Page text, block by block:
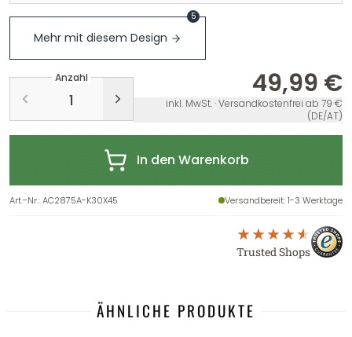
Mehr mit diesem Design
5
Anzahl 49,99 €
inkl. MwSt. · Versandkostenfrei ab 79 €
(DE/AT)
In den Warenkorb
Art.-Nr.:AC2875A-K30X45 Versandbereit: 1-3 Werktage
Trusted Shops
ÄHNLICHE PRODUKTE